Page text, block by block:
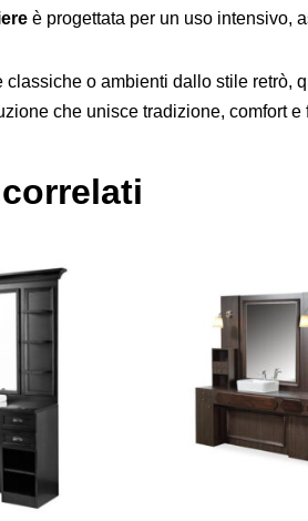
è progettata per un uso intensivo,
classiche o ambienti dallo stile retrò,
che unisce tradizione, comfort e